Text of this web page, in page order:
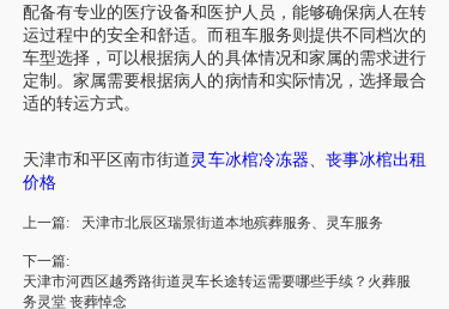
配备有专业的医疗设备和医护人员，能够确保病人在转
运过程中的安全和舒适。而租车服务则提供不同档次的
车型选择，可以根据病人的具体情况和家属的需求进行
定制。家属需要根据病人的病情和实际情况，选择最合
适的转运方式。
天津市和平区南市街道 灵车冰棺冷冻器 丧事冰棺出租
价格
上一篇: 天津市北辰区瑞景街道本地殡葬服务、灵车服务
下一篇:
天津市河西区越秀路街道灵车长途转运需要哪些手续？火葬服
务灵堂 丧葬悼念